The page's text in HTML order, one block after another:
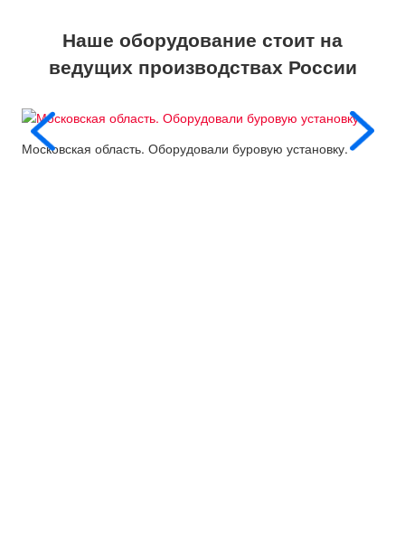
Наше оборудование стоит на
ведущих производствах России
Московская область. Оборудовали буровую установку.